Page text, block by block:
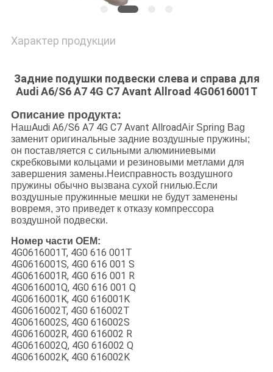
Характер продукции
Задние подушки подвески слева и справа для
Audi A6/S6 A7 4G C7 Avant Allroad 4G0616001T
Описание продукта:
НашAudi A6/S6 A7 4G C7 Avant AllroadAir Spring Bag
заменит оригинальные задние воздушные пружины;
он поставляется с сильными алюминиевыми
скребковыми кольцами и резиновыми метлами для
завершения замены.Неисправность воздушного
пружины обычно вызвана сухой гнилью.Если
воздушные пружинные мешки не будут заменены
вовремя, это приведет к отказу компрессора
воздушной подвески.
Номер части OEM:
4G0616001T, 4G0 616 001T
4G0616001S, 4G0 616 001 S
4G0616001R, 4G0 616 001 R
4G0616001Q, 4G0 616 001 Q
4G0616001K, 4G0 616001K
4G0616002T, 4G0 616002T
4G0616002S, 4G0 616002S
4G0616002R, 4G0 616002 R
4G0616002Q, 4G0 616002 Q
4G0616002K, 4G0 616002K